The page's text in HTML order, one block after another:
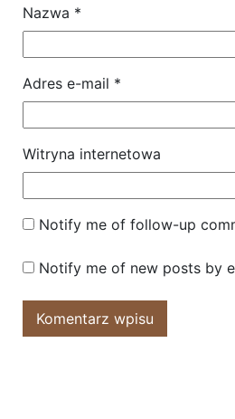
Nazwa *
Adres e-mail *
Witryna internetowa
Notify me of follow-up
Notify me of new posts by